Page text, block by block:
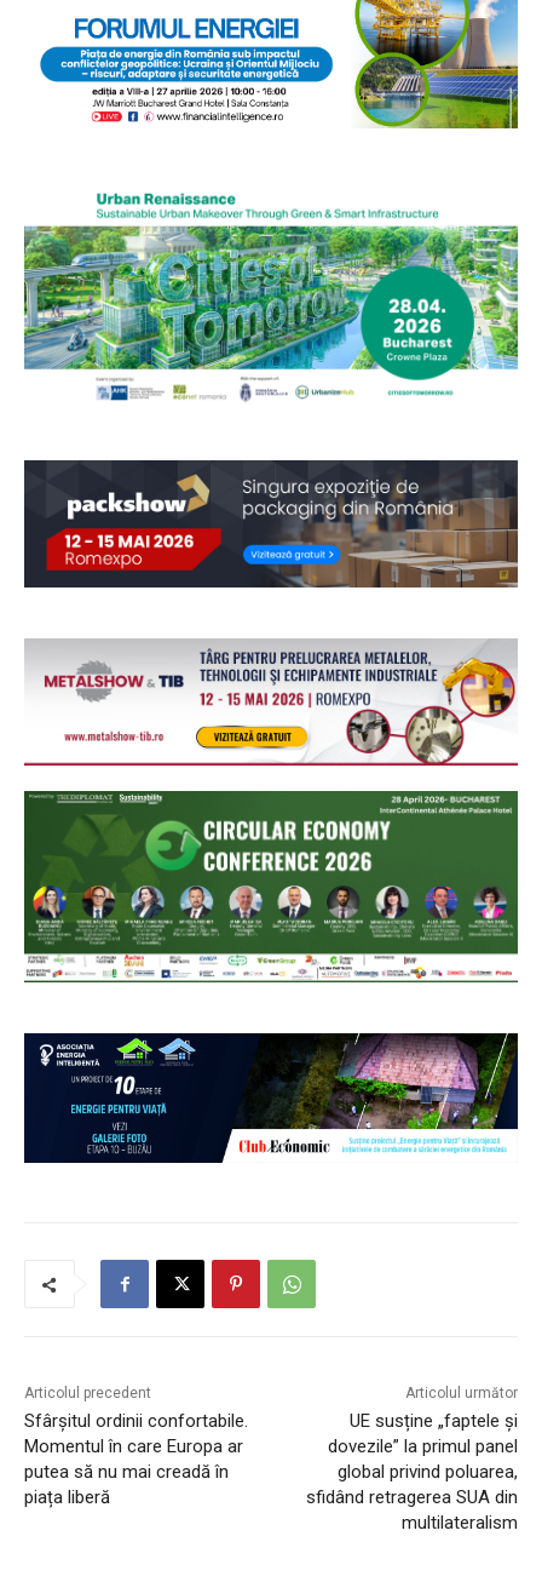
Articolul precedent
Sfârșitul ordinii confortabile.
Momentul în care Europa ar
putea să nu mai creadă în
piața liberă
Articolul următor
UE susține „faptele și
dovezile” la primul panel
global privind poluarea,
sfidând retragerea SUA din
multilateralism